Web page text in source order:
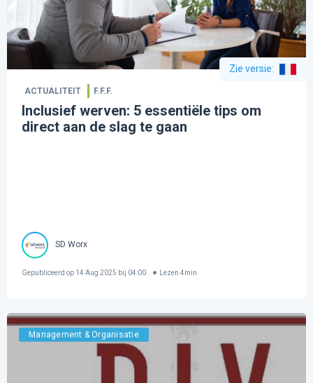
Zie versie:
ACTUALITEIT F.F.F.
Inclusief werven: 5 essentiële tips om
direct aan de slag te gaan
SD Worx
Gepubliceerd op 14 Aug 2025 bij 04:00 Lezen 4min
Management & Organisatie